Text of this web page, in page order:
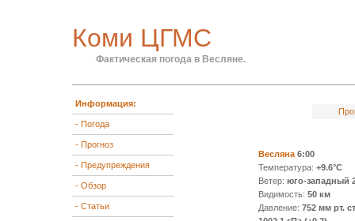
Коми ЦГМС
Фактическая погода в Весляне.
Информация:
- Погода
- Прогноз
- Предупреждения
- Обзор
- Статьи
Весляна 6:00
Температура: +9.6°C
Ветер: юго-западный
Видимость: 50 км
Давление: 752 мм рт.